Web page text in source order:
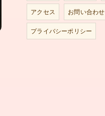
アクセス お問い合わせ
プライバシーポリシー